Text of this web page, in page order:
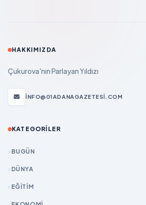
HAKKIMIZDA
Çukurova'nın Parlayan Yıldızı
INFO@01ADANAGAZETESI.COM
KATEGORILER
BUGÜN
DÜNYA
EĞİTİM